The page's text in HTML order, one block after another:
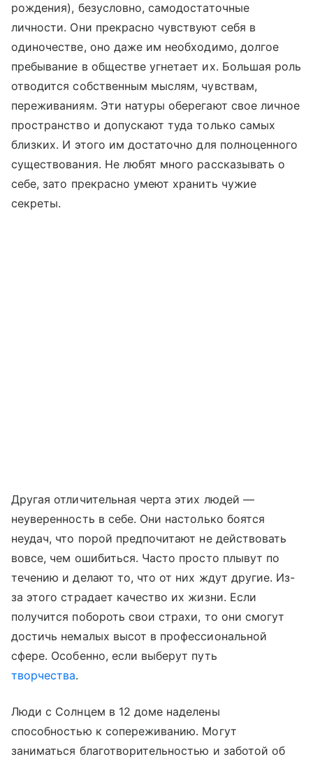
рождения), безусловно, самодостаточные
личности. Они прекрасно чувствуют себя в
одиночестве, оно даже им необходимо, долгое
пребывание в обществе угнетает их. Большая роль
отводится собственным мыслям, чувствам,
переживаниям. Эти натуры оберегают свое личное
пространство и допускают туда только самых
близких. И этого им достаточно для полноценного
существования. Не любят много рассказывать о
себе, зато прекрасно умеют хранить чужие
секреты.
Другая отличительная черта этих людей —
неуверенность в себе. Они настолько боятся
неудач, что порой предпочитают не действовать
вовсе, чем ошибиться. Часто просто плывут по
течению и делают то, что от них ждут другие. Из-
за этого страдает качество их жизни. Если
получится побороть свои страхи, то они смогут
достичь немалых высот в профессиональной
сфере. Особенно, если выберут путь
творчества.
Люди с Солнцем в 12 доме наделены
способностью к сопереживанию. Могут
заниматься благотворительностью и заботой об